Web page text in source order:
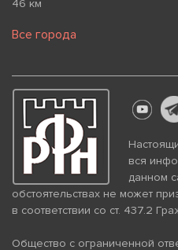
46 км
Все города
вся
данном
обстоятельствах не может
в соответствии со ст. 437.2
Общество с ограниченной